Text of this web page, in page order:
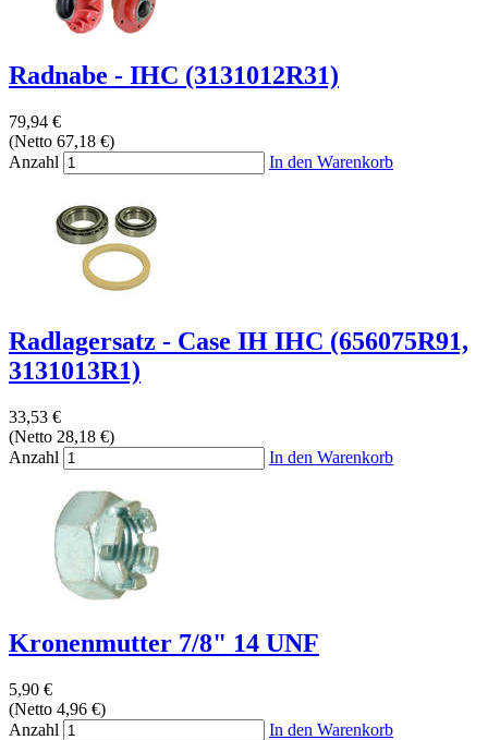
Radnabe - IHC (3131012R31)
79,94 €
(Netto 67,18 €)
Anzahl
In den Warenkorb
Radlagersatz - Case IH IHC (656075R91,
3131013R1)
33,53 €
(Netto 28,18 €)
Anzahl
In den Warenkorb
Kronenmutter 7/8" 14 UNF
5,90 €
(Netto 4,96 €)
Anzahl
In den Warenkorb